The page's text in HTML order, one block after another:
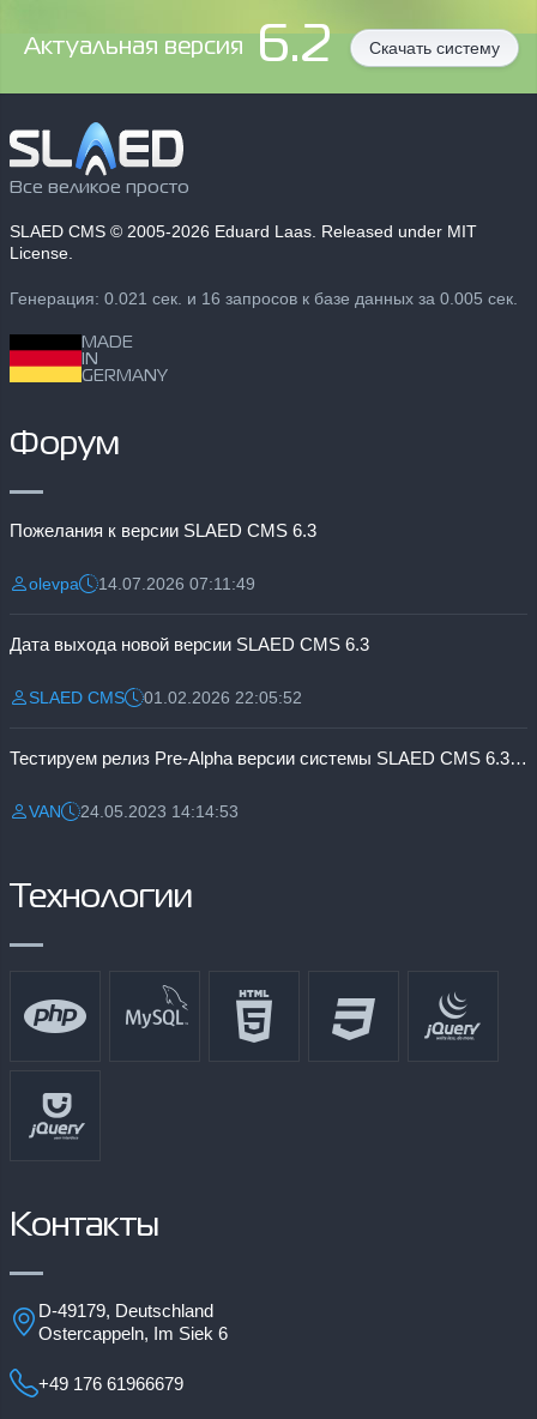
Aктуальная версия 6.2 Скачать систему
Все великое просто
SLAED CMS © 2005-2026 Eduard Laas. Released under MIT
License.
Генерация: 0.021 сек. и 16 запросов к базе данных за 0.005 сек.
MADE
IN
GERMANY
Форум
Пожелания к версии SLAED CMS 6.3
Разместил:
olevpaДата:14.07.2026 07:11:49
Дата выхода новой версии SLAED CMS 6.3
Разместил:
SLAED CMSДата:01.02.2026 22:05:52
Тестируем релиз Pre-Alpha версии системы SLAED CMS 6.3 Pro
Разместил:
VANДата:24.05.2023 14:14:53
Технологии
Контакты
D-49179, Deutschland
Ostercappeln, Im Siek 6
+49 176 61966679